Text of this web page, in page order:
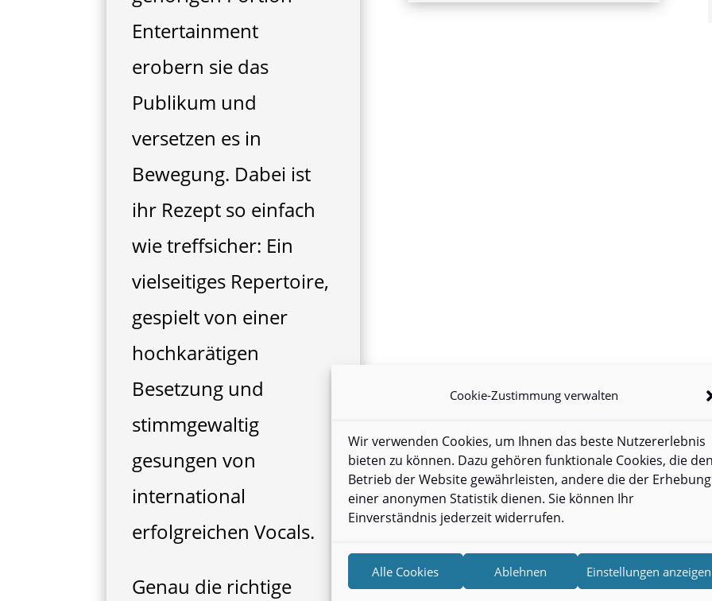
Cookie-Zustimmung verwalten
Wir verwenden Cookies, um Ihnen das beste Nutzererlebnis
bieten zu können. Dazu gehören funktionale Cookies, die
Betrieb der Website gewährleisten, andere die der Erhebung
einer anonymen Statistik dienen. Sie können Ihr
Einverständnis jederzeit widerrufen.
Alle Cookies Ablehnen Einstellungen anzeigen
Entertainment
erobern sie das
Publikum und
versetzen es in
Bewegung. Dabei ist
ihr Rezept so einfach
wie treffsicher: Ein
vielseitiges Repertoire,
gespielt von einer
hochkarätigen
Besetzung und
stimmgewaltig
gesungen von
international
erfolgreichen Vocals.
Genau die richtige